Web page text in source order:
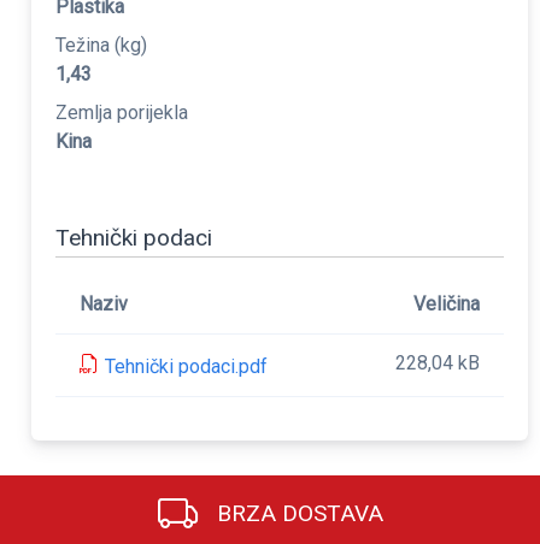
Plastika
Težina (kg)
1,43
Zemlja porijekla
Kina
Tehnički podaci
Naziv Veličina
Tehnički podaci.pdf 228,04 kB
BRZA DOSTAVA